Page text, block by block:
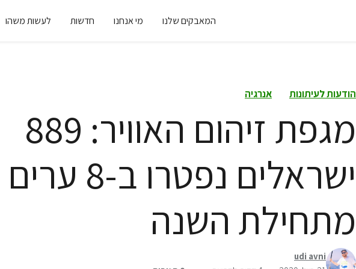
המאבקים שלנו מי אנחנו חדשות לעשות משהו
הודעות לעיתונות אנרגיה
מגפת זיהום האוויר: 889
ישראלים נפטרו ב-8 ערים
מתחילת השנה
udi avni